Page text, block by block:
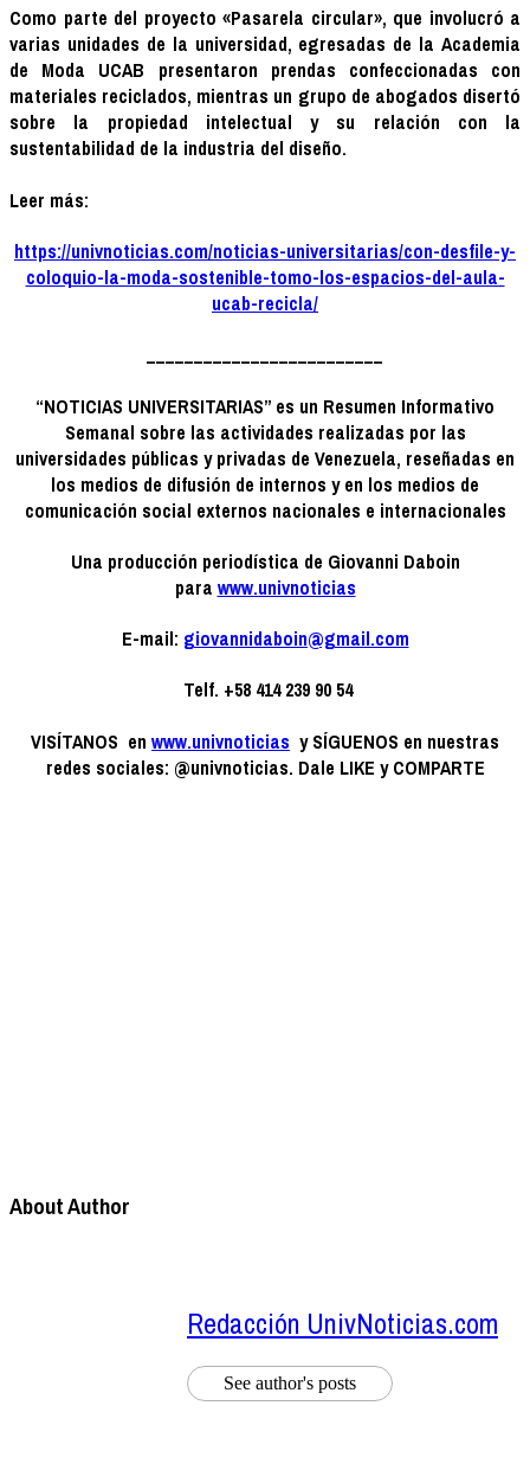
Como parte del proyecto «Pasarela circular», que involucró a
varias unidades de la universidad, egresadas de la Academia
de Moda UCAB presentaron prendas confeccionadas con
materiales reciclados, mientras un grupo de abogados disertó
sobre la propiedad intelectual y su relación con la
sustentabilidad de la industria del diseño.
Leer más:
https://univnoticias.com/noticias-universitarias/con-desfile-y-
coloquio-la-moda-sostenible-tomo-los-espacios-del-aula-
ucab-recicla/
“NOTICIAS UNIVERSITARIAS” es un Resumen Informativo
Semanal sobre las actividades realizadas por las
universidades públicas y privadas de Venezuela, reseñadas en
los medios de difusión de internos y en los medios de
comunicación social externos nacionales e internacionales
Una producción periodística de Giovanni Daboin
para www.univnoticias
E-mail: giovannidaboin@gmail.com
Telf. +58 414 239 90 54
VISÍTANOS en www.univnoticias y SÍGUENOS en nuestras
redes sociales: @univnoticias. Dale LIKE y COMPARTE
About Author
Redacción UnivNoticias.com
See author's posts